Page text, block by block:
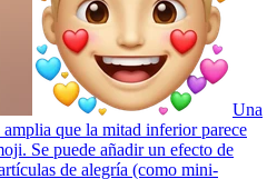
Una
amplia que la mitad inferior parece
Se puede añadir un efecto de
de alegría (como mini-